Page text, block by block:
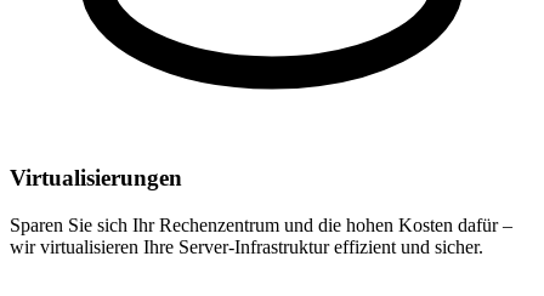
Virtualisierungen
Sparen Sie sich Ihr Rechenzentrum und die hohen Kosten dafür –
wir virtualisieren Ihre Server-Infrastruktur effizient und sicher.